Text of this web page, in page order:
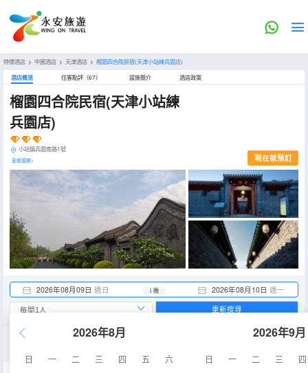
特價酒店 > 中國酒店 > 天津酒店 > 榴園四合院民宿(天津小站練兵園店)
酒店概览 住客點評（67） 設施簡介 酒店政策
榴園四合院民宿(天津小站練
兵園店)
小站鎮兵園南路1號
全部設施> 現在就預訂
2026年08月09日 週日 2026年08月10日 週一
1 晚
2026年8月
日 一 二 三 四 五
六
2026年9月
日 一 二 三
四
重新搜尋